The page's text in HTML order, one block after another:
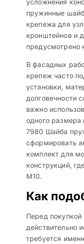
пружинные
крепежа для
кронштейнов и
предусмотрено
В фасадных
крепеж часто
установки,
долговечности
важно
одного размера
7980 Шайба
сформировать
комплект для
конструкций,
M10.
Как
Перед
действительно
требуется